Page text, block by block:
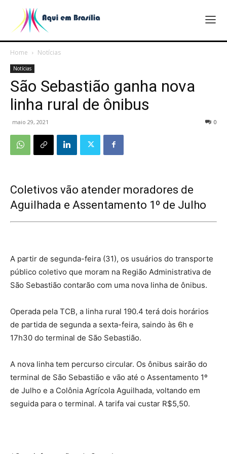
Home Notícias
Notícias
São Sebastião ganha nova
linha rural de ônibus
maio 29, 2021 0
Coletivos vão atender moradores de
Aguilhada e Assentamento 1º de Julho
A partir de segunda-feira (31), os usuários do transporte
público coletivo que moram na Região Administrativa de
São Sebastião contarão com uma nova linha de ônibus.
Operada pela TCB, a linha rural 190.4 terá dois horários
de partida de segunda a sexta-feira, saindo às 6h e
17h30 do terminal de São Sebastião.
A nova linha tem percurso circular. Os ônibus sairão do
terminal de São Sebastião e vão até o Assentamento 1º
de Julho e a Colônia Agrícola Aguilhada, voltando em
seguida para o terminal. A tarifa vai custar R$5,50.